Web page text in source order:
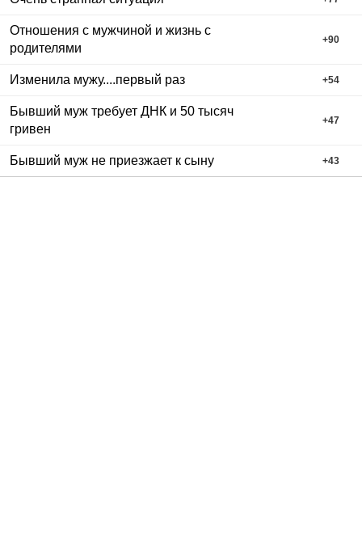
Отношения с мужчиной и жизнь с
родителями
+90
Изменила мужу....первый раз +54
Бывший муж требует ДНК и 50 тысяч
гривен
+47
Бывший муж не приезжает к сыну +43